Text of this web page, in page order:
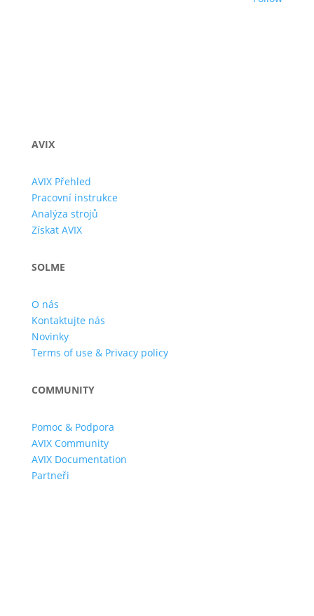
AVIX
AVIX Přehled
Pracovní instrukce
Analýza strojů
Získat AVIX
SOLME
O nás
Kontaktujte nás
Novinky
Terms of use & Privacy policy
COMMUNITY
Pomoc & Podpora
AVIX Community
AVIX Documentation
Partneři